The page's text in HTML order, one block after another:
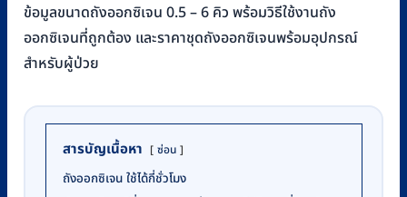
ข้อมูลขนาดถังออกซิเจน 0.5 – 6 คิว พร้อมวิธีใช้งานถัง
ออกซิเจนที่ถูกต้อง และราคาชุดถังออกซิเจนพร้อมอุปกรณ์
สำหรับผู้ป่วย
สารบัญเนื้อหา ซ่อน
​​ถังออกซิเจน ใช้ได้กี่ชั่วโมง